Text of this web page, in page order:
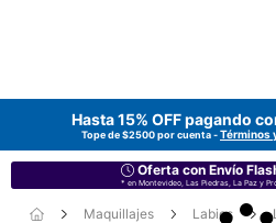
Hasta 15% OFF pagando
Tope de $2500 por cuenta -Términos
Oferta con Envío
* en Montevideo, Las Piedras, La Paz y
Maquillajes Labios